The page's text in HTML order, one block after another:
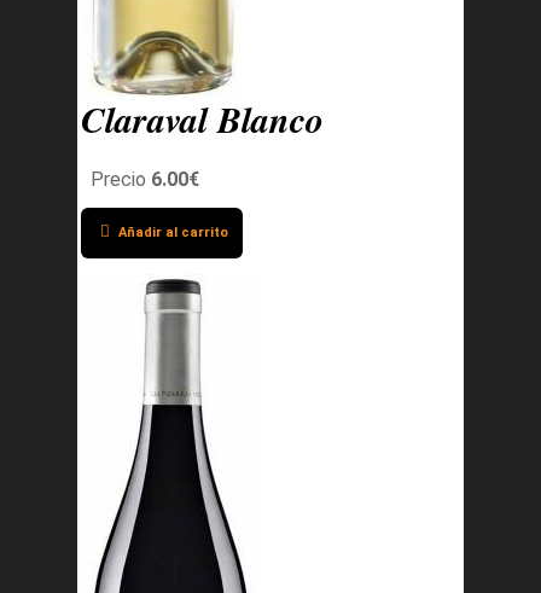
Claraval Blanco
Precio 6.00€
Añadir al carrito